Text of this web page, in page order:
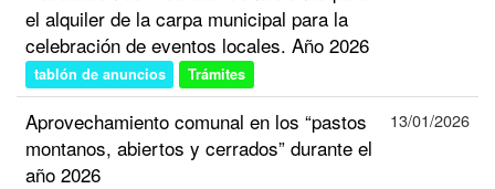
el alquiler de la carpa municipal para la
celebración de eventos locales. Año 2026
tablón de anuncios Trámites
Aprovechamiento comunal en los “pastos
montanos, abiertos y cerrados” durante el
año 2026
13/01/2026